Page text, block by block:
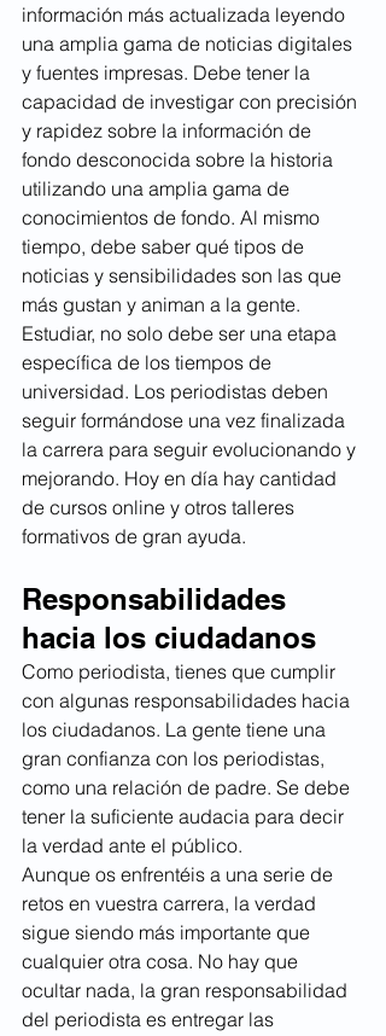
información más actualizada leyendo
una amplia gama de noticias digitales
y fuentes impresas. Debe tener la
capacidad de investigar con precisión
y rapidez sobre la información de
fondo desconocida sobre la historia
utilizando una amplia gama de
conocimientos de fondo. Al mismo
tiempo, debe saber qué tipos de
noticias y sensibilidades son las que
más gustan y animan a la gente.
Estudiar, no solo debe ser una etapa
específica de los tiempos de
universidad. Los periodistas deben
seguir formándose una vez finalizada
la carrera para seguir evolucionando y
mejorando. Hoy en día hay cantidad
de cursos online y otros talleres
formativos de gran ayuda.
Responsabilidades
hacia los ciudadanos
Como periodista, tienes que cumplir
con algunas responsabilidades hacia
los ciudadanos. La gente tiene una
gran confianza con los periodistas,
como una relación de padre. Se debe
tener la suficiente audacia para decir
la verdad ante el público.
Aunque os enfrentéis a una serie de
retos en vuestra carrera, la verdad
sigue siendo más importante que
cualquier otra cosa. No hay que
ocultar nada, la gran responsabilidad
del periodista es entregar las